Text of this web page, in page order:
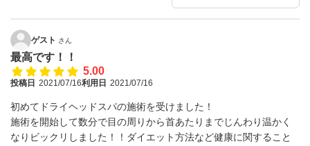
ゲスト さん
最高です！！
5.00
投稿日 2021/07/16利用日 2021/07/16
初めてドライヘッドスパの施術を受けました！
施術を開始して数分で目の周りから首あたりまでじんわり温かく
なりビックリしました！！ダイエット方法など健康に関すること